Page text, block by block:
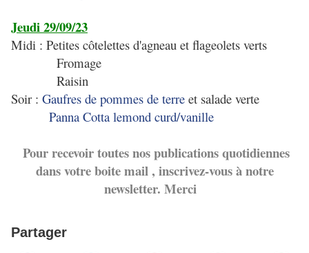
Jeudi 29/09/23
Midi : Petites côtelettes d'agneau et flageolets verts
Fromage
Raisin
Soir : Gaufres de pommes de terre et salade verte
Panna Cotta lemond curd/vanille
Pour recevoir toutes nos publications quotidiennes
dans votre boite mail , inscrivez-vous à notre
newsletter. Merci
Partager